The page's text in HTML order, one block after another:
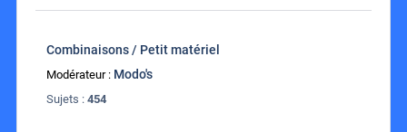
Combinaisons / Petit matériel
Modérateur : Modo's
Sujets : 454